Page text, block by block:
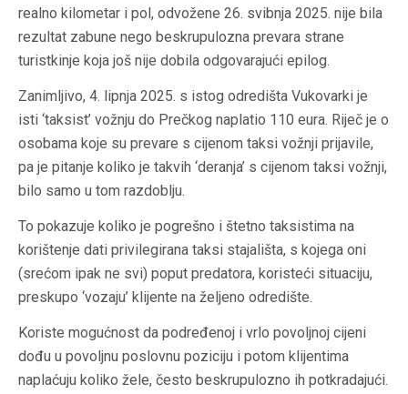
realno kilometar i pol, odvožene 26. svibnja 2025. nije bila
rezultat zabune nego beskrupulozna prevara strane
turistkinje koja još nije dobila odgovarajući epilog.
Zanimljivo, 4. lipnja 2025. s istog odredišta Vukovarki je
isti ‘taksist’ vožnju do Prečkog naplatio 110 eura. Riječ je o
osobama koje su prevare s cijenom taksi vožnji prijavile,
pa je pitanje koliko je takvih ‘deranja’ s cijenom taksi vožnji,
bilo samo u tom razdoblju.
To pokazuje koliko je pogrešno i štetno taksistima na
korištenje dati privilegirana taksi stajališta, s kojega oni
(srećom ipak ne svi) poput predatora, koristeći situaciju,
preskupo ‘vozaju’ klijente na željeno odredište.
Koriste mogućnost da podređenoj i vrlo povoljnoj cijeni
dođu u povoljnu poslovnu poziciju i potom klijentima
naplaćuju koliko žele, često beskrupulozno ih potkradajući.